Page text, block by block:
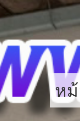
Skip
ห